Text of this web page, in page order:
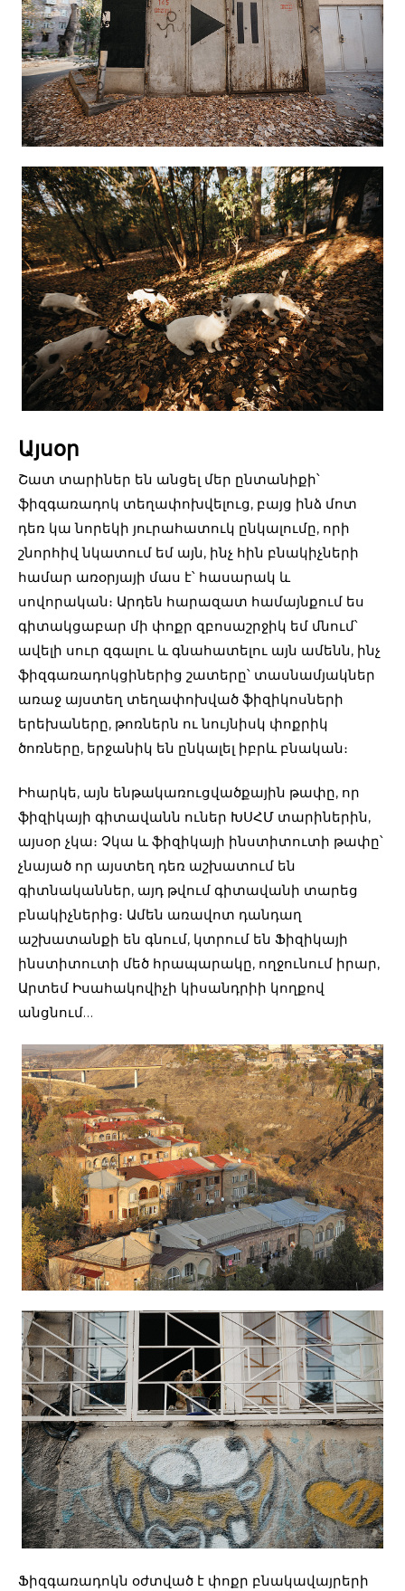
Այսօր
Շատ տարիներ են անցել մեր ընտանիքի՝
ֆիզգառադոկ տեղափոխվելուց, բայց ինձ մոտ
դեռ կա նորեկի յուրահատուկ ընկալումը, որի
շնորհիվ նկատում եմ այն, ինչ հին բնակիչների
համար առօրյայի մաս է՝ հասարակ և
սովորական։ Արդեն հարազատ համայնքում ես
գիտակցաբար մի փոքր զբոսաշրջիկ եմ մնում՝
ավելի սուր զգալու և գնահատելու այն ամենն, ինչ
ֆիզգառադոկցիներից շատերը՝ տասնամյակներ
առաջ այստեղ տեղափոխված ֆիզիկոսների
երեխաները, թոռներն ու նույնիսկ փոքրիկ
ծոռները, երջանիկ են ընկալել իբրև բնական։
Իհարկե, այն ենթակառուցվածքային թափը, որ
ֆիզիկայի գիտավանն ուներ ԽՍՀՄ տարիներին,
այսօր չկա։ Չկա և ֆիզիկայի ինստիտուտի թափը՝
չնայած որ այստեղ դեռ աշխատում են
գիտնականներ, այդ թվում գիտավանի տարեց
բնակիչներից։ Ամեն առավոտ դանդաղ
աշխատանքի են գնում, կտրում են Ֆիզիկայի
ինստիտուտի մեծ հրապարակը, ողջունում իրար,
Արտեմ Իսահակովիչի կիսանդրիի կողքով
անցնում…
Ֆիզգառադոկն օժտված է փոքր բնակավայրերի